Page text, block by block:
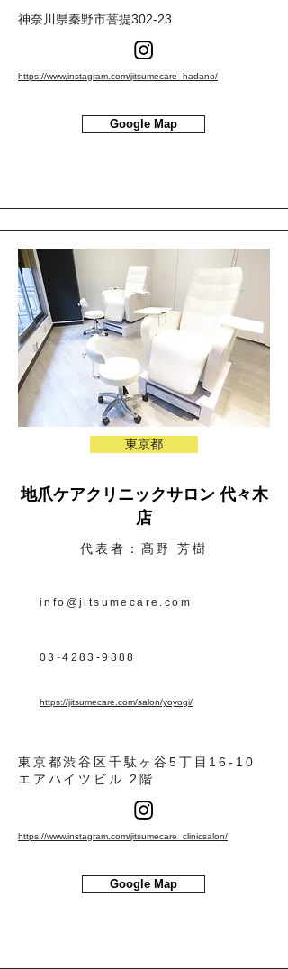
神奈川県秦野市菩提302-23
https://www.instagram.com/jitsumecare_hadano/
Google Map
東京都
地爪ケアクリニックサロン 代々木
店
代表者：髙野 芳樹
info@jitsumecare.com
03-4283-9888
https://jitsumecare.com/salon/yoyogi/
東京都渋谷区千駄ヶ谷5丁目16-10
エアハイツビル 2階
https://www.instagram.com/jitsumecare_clinicsalon/
Google Map